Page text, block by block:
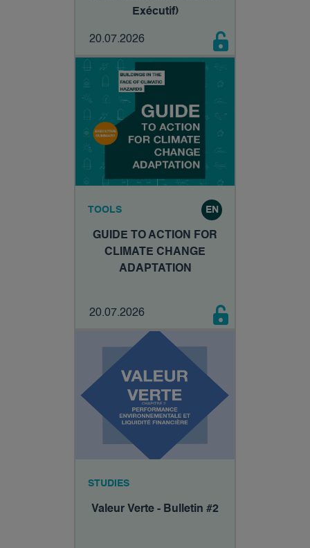
Exécutif)
20.07.2026
TOOLS EN
GUIDE TO ACTION FOR
CLIMATE CHANGE
ADAPTATION
20.07.2026
STUDIES
Valeur Verte - Bulletin #2